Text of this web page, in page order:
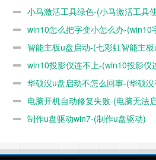
2、如果是以下界面，选择Advanced
小马激活工具绿色-(小马激活工具
win10怎么把字变小怎么办-(win10
智能主板u盘启动-(七彩虹智能主
win10投影仪连不上-(win10投影仪
华硕没u盘启动不怎么回事-(华硕
电脑开机自动修复失败-(电脑无法
制作u盘驱动win7-(制作u盘驱动)